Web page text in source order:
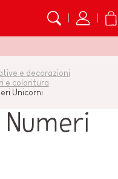
e decorazioni
e coloritura
Unicorni
Numeri